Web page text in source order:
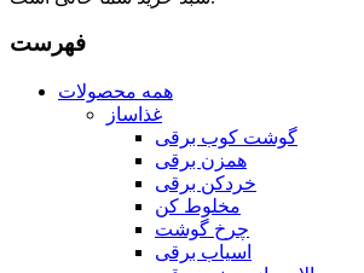
فهرست
همه محصولات
غذاساز
گوشت کوب برقی
همزن برقی
خردکن برقی
مخلوط کن
چرخ گوشت
اسیاب برقی